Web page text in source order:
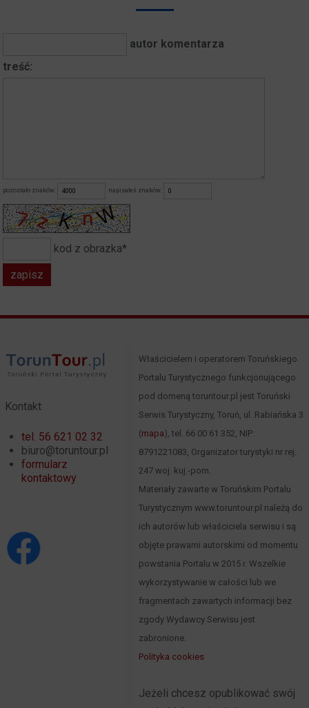
autor komentarza
treść:
pozostało znaków: napisałeś znaków:
kod z obrazka*
Kontakt
tel. 56 621 02 32
biuro@toruntour.pl
formularz
kontaktowy
Właścicielem i operatorem Toruńskiego
Portalu Turystycznego funkcjonującego
pod domeną toruntour.pl jest Toruński
Serwis Turystyczny, Toruń, ul. Rabiańska 3
(mapa), tel. 66 00 61 352, NIP:
8791221083, Organizator turystyki nr rej.
247 woj. kuj.-pom.
Materiały zawarte w Toruńskim Portalu
Turystycznym www.toruntour.pl należą do
ich autorów lub właściciela serwisu i są
objęte prawami autorskimi od momentu
powstania Portalu w 2015 r. Wszelkie
wykorzystywanie w całości lub we
fragmentach zawartych informacji bez
zgody Wydawcy Serwisu jest
zabronione.
Polityka cookies
Jeżeli chcesz opublikować swój